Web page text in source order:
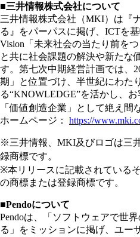
■三井情報株式会社について
三井情報株式会社（MKI）は『
る』をパーパスに掲げ、ICTを
Vision「未来社会の当たり前を
と共に社会課題の解決や新たな
す。第七次中期経営計画では、
期」と位置づけ、半世紀にわた
る“KNOWLEDGE”を活かし、
「価値創造企業」として絶え
ホームページ： https://
※三井情報、MKI及びロゴは三
録商標です。
※本リリースに記載されている
の商標または登録商標です。
■Pendoについて
Pendoは、「ソフトウェアで世
る」をミッションに掲げ、ユー